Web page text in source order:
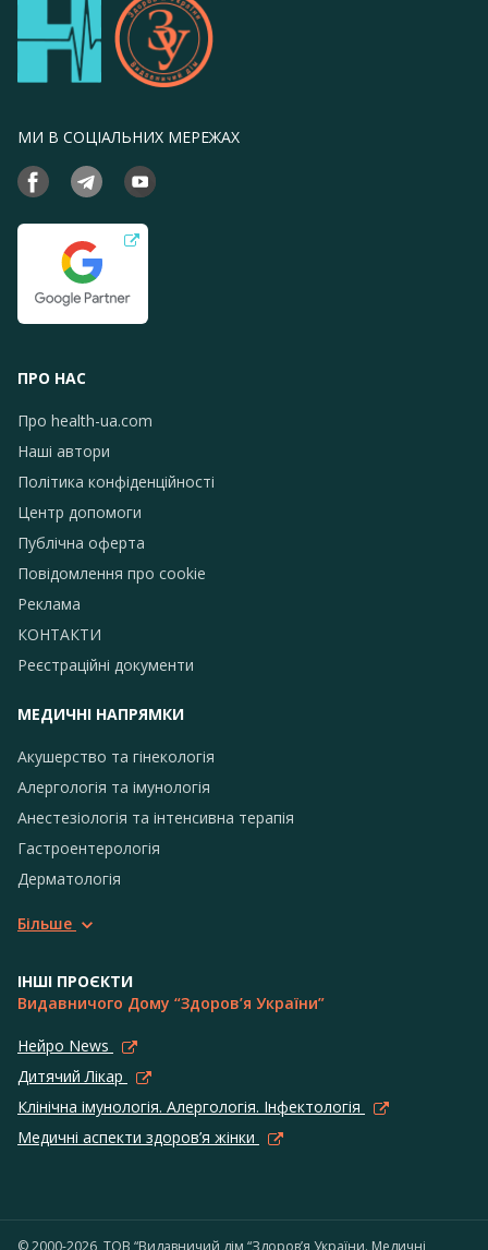
МИ В СОЦІАЛЬНИХ МЕРЕЖАХ
ПРО НАС
Про health-ua.com
Наші автори
Політика конфіденційності
Центр допомоги
Публічна оферта
Повідомлення про сookie
Реклама
КОНТАКТИ
Реєстраційні документи
МЕДИЧНІ НАПРЯМКИ
Акушерство та гінекологія
Алергологія та імунологія
Анестезіологія та інтенсивна терапія
Гастроентерологія
Дерматологія
Більше
ІНШІ ПРОЄКТИ
Видавничого Дому “Здоров’я України”
Нейро News
Дитячий Лікар
Клінічна імунологія. Алергологія. Інфектологія
Медичні аспекти здоров’я жінки
© 2000-2026, ТОВ “Видавничий дім “Здоров’я України. Медичні